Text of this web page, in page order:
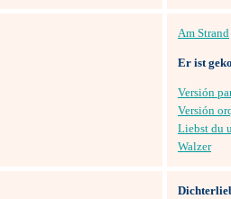
Am Strand
Er ist
Versión
Versión
Liebst du
Walzer